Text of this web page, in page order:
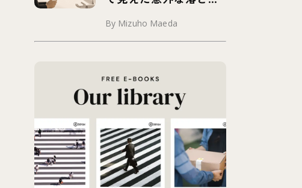
穴
By Mizuho Maeda